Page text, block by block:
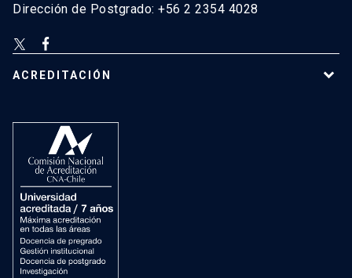
Dirección de Postgrado: +56 2 2354 4028
ACREDITACIÓN